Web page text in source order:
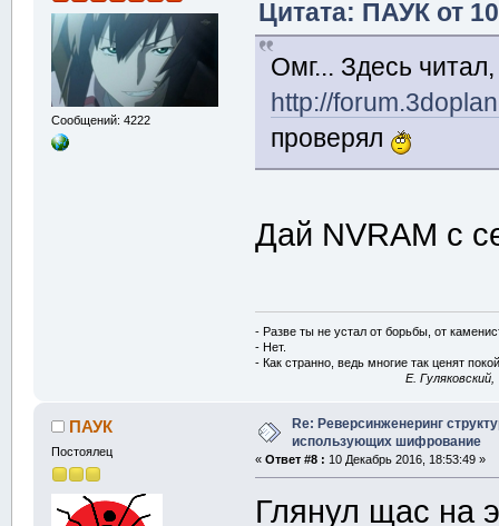
Сообщений: 4222
Цитата: ПАУК от
Омг... Здесь
http://
проверял
Дай NVRAM с
- Разве ты не устал от борьбы, от
- Нет.
- Как странно, ведь многие так ценят
E.
ПАУК
Постоялец
Re: Реверсинженеринг
использующих шифрование
«Ответ #8 : 10 Декабрь 2016, 18:53:49 »
Глянул щас на